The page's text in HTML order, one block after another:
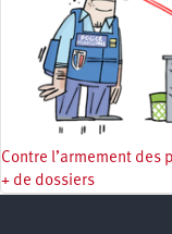
Contre l’armement
+ de dossiers